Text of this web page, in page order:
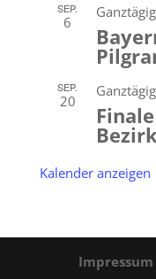
SEP.
6
Ganztägig
SEP.
20
Ganztägig
Kalender anzeigen
Impressum